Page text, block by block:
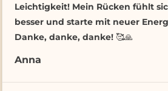
Leichtigkeit! Mein Rücken fühlt
besser und starte mit neuer
Danke, danke, danke! 🥰🙏
Anna